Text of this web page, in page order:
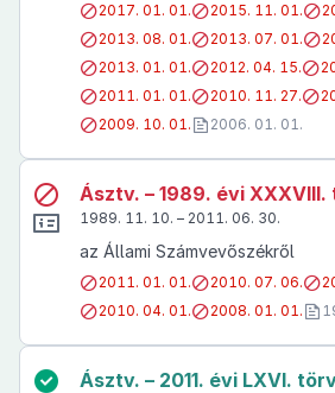
2017. 01. 01.
2015. 11. 01.
2013. 08. 01.
2013. 07. 01.
2013. 01. 01.
2012. 04. 15.
2011. 01. 01.
2010. 11. 27.
2009. 10. 01.
2006. 01. 01.
Ásztv. – 1989. évi
1989. 11. 10. – 2011. 06. 30.
az Állami Számvevőszékről
2011. 01. 01. 2010. 07. 06.
2010. 04. 01.
2008. 01. 01.
Ásztv. – 2011. évi LXVI.